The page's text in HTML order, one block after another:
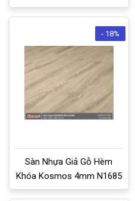
- 18%
Sàn Nhựa Giả Gỗ Hèm
Khóa Kosmos 4mm N1685